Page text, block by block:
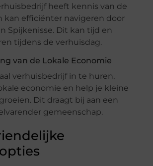
heeft kennis van de
kan efficiënter navigeren door
Spijkenisse. Dit kan tijd en
tijdens de verhuisdag.
van de Lokale Economie
verhuisbedrijf in te huren,
economie en help je kleine
Dit draagt bij aan een
gemeenschap.